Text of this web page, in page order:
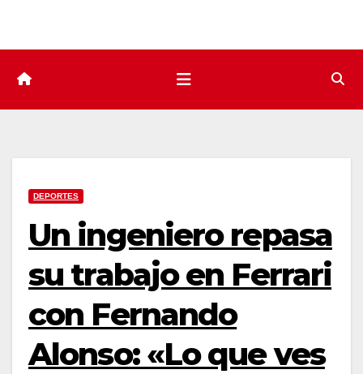
DEPORTES
Un ingeniero repasa
su trabajo en Ferrari
con Fernando
Alonso: «Lo que ves